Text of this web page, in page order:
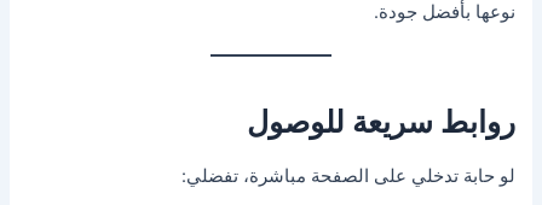
نوعها بأفضل جودة.
روابط سريعة للوصول
لو حابة تدخلي على الصفحة مباشرة، تفضلي: